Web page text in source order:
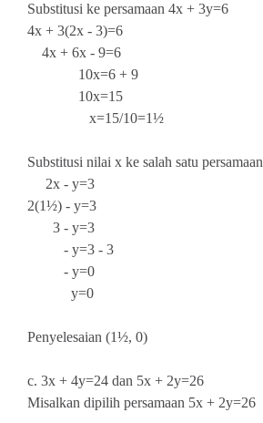
Substitusi ke persamaan 4x + 3y=6
4x + 3(2x - 3)=6
4x + 6x - 9=6
10x=6 + 9
10x=15
x=15/10=1½
Substitusi nilai x ke salah satu persamaan
2x - y=3
2(1½) - y=3
3 - y=3
- y=3 - 3
- y=0
y=0
Penyelesaian (1½, 0)
c. 3x + 4y=24 dan 5x + 2y=26
Misalkan dipilih persamaan 5x + 2y=26